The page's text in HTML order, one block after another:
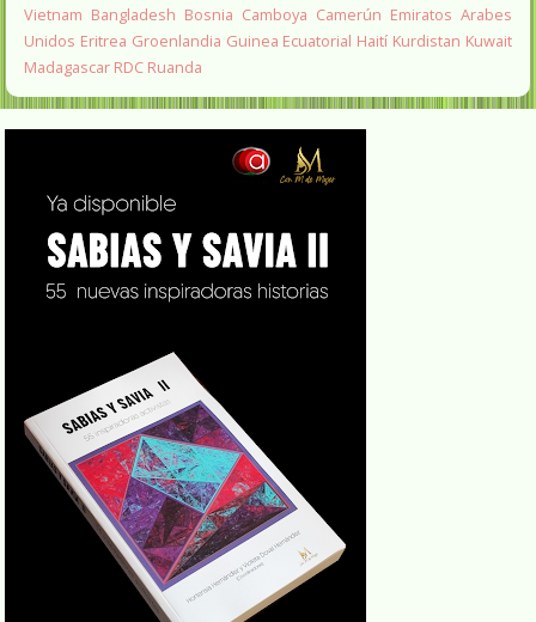
Vietnam Bangladesh Bosnia Camboya Camerún Emiratos Arabes
Unidos Eritrea Groenlandia Guinea Ecuatorial Haití Kurdistan Kuwait
Madagascar RDC Ruanda